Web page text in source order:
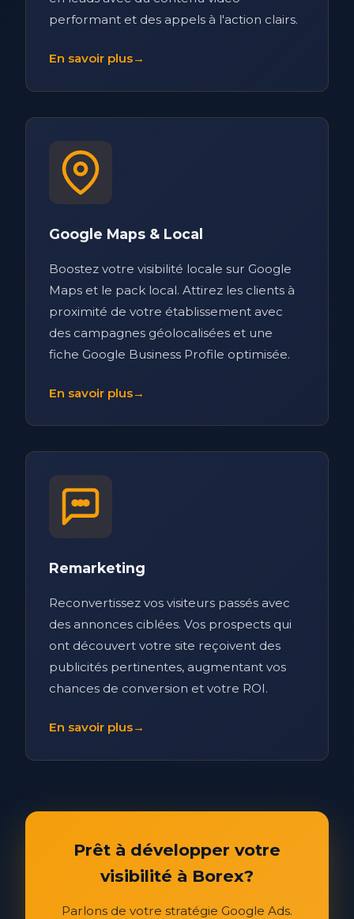
performant et des appels à l'action clairs.
En savoir plus→
Google Maps & Local
Boostez votre visibilité locale sur Google
Maps et le pack local. Attirez les clients à
proximité de votre établissement avec
des campagnes géolocalisées et une
fiche Google Business Profile optimisée.
En savoir plus→
Remarketing
Reconvertissez vos visiteurs passés avec
des annonces ciblées. Vos prospects qui
ont découvert votre site reçoivent des
publicités pertinentes, augmentant vos
chances de conversion et votre ROI.
En savoir plus→
Prêt à développer votre
visibilité à Borex?
Parlons de votre stratégie Google Ads.